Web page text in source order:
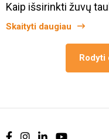
Kaip išsirinkti žuvų
Skaityti daugiau
Rodyti